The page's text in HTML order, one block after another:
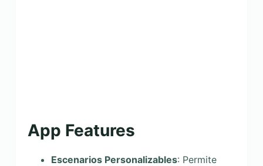
App Features
Escenarios Personalizables: Permite